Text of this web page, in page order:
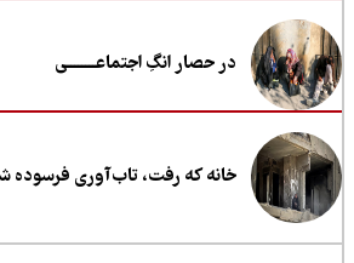
در حصار انگِ اجتماعــــــــی
خانه که رفت، تاب‌آوری فرسوده شد